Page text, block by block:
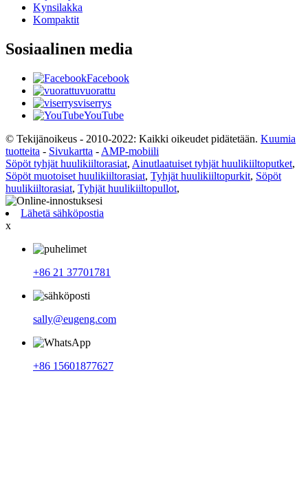
Kynsilakka
Kompaktit
Sosiaalinen media
Facebook
vuorattu
viserrys
YouTube
© Tekijänoikeus - 2010-2022: Kaikki oikeudet pidätetään. Kuumia
tuotteita - Sivukartta - AMP-mobiili
Söpöt tyhjät huulikiiltorasiat, Ainutlaatuiset tyhjät huulikiiltoputket,
Söpöt muotoiset huulikiiltorasiat, Tyhjät huulikiiltopurkit, Söpöt
huulikiiltorasiat, Tyhjät huulikiiltopullot,
Lähetä sähköpostia
x
+86 21 37701781
sally@eugeng.com
+86 15601877627